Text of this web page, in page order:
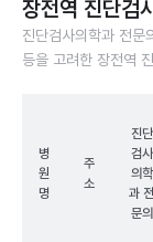
장전역 진단검
진단검사의학과 전
등을 고려한 장전역
병
원
명
주
소
진단
검사
의학
과 전
문의